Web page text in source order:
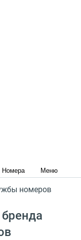
Номера Меню
MANGO
номеров